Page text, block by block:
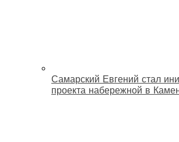
Самарский Евгений стал
проекта набережной в